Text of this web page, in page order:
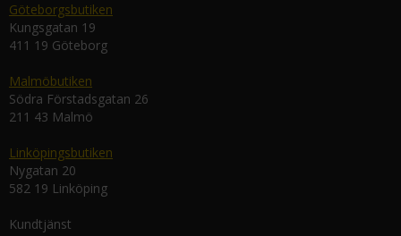
Göteborgsbutiken
Kungsgatan 19
411 19 Göteborg
Malmöbutiken
Södra Förstadsgatan 26
211 43 Malmö
Linköpingsbutiken
Nygatan 20
582 19 Linköping
Kundtjänst